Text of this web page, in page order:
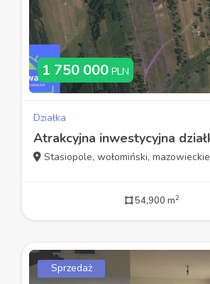
1 750 000 PLN
Działka
Stasiopole, wołomiński, mazowieckie
54,900 m2
Sprzedaż